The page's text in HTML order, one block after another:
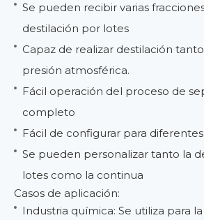
Se pueden recibir varias
destilación por lotes
Capaz de realizar destilación
presión atmosférica.
Fácil operación del proceso de
completo
Fácil de configurar para
Se pueden personalizar tanto la
lotes como la continua
Casos de aplicación:
Industria química: Se utiliza para